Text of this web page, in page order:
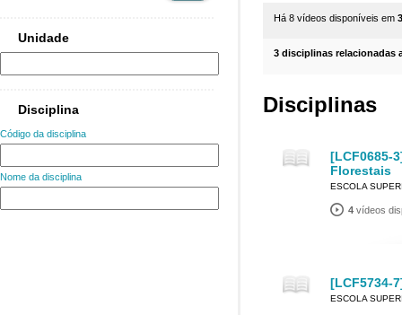
Unidade
Disciplina
Código da disciplina
Nome da disciplina
Há 8 vídeos disponíveis em
3 disciplinas relacionadas
Disciplinas
[LCF0685-
Florestais
ESCOLA
4 vídeos
[LCF5734-
ESCOLA